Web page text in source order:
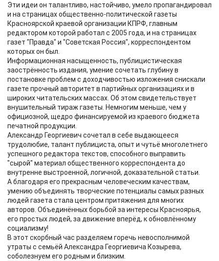
Эти идеи он талантливо, настойчиво, умело пропагандировал
и на страницах общественно-политической газеты
Красноярской краевой организации КПРФ, главным
редактором которой работал с 2005 года, и на страницах
газет "Правда" и "Советская Россия", корреспондентом
которых он был.
Информационная насыщенность, публицистическая
заострённость издания, умение сочетать глубину в
постановке проблем с доходчивостью изложения снискали
газете прочный авторитет в партийных организациях и в
широких читательских массах. Об этом свидетельствует
внушительный тираж газеты. Немногим меньше, чем у
официозной, щедро финансируемой из краевого бюджета
печатной продукции.
Александр Георгиевич сочетал в себе выдающееся
трудолюбие, талант публициста, опыт и чутьё многолетнего
успешного редактора текстов, способного выправить
"сырой" материал общественного корреспондента до
внутренне выстроенной, логичной, доказательной статьи.
А благодаря его прекрасным человеческим качествам,
умению объединять творческие потенциалы самых разных
людей газета стала центром притяжения для многих
авторов. Объединённых борьбой за интересы Красноярья,
его простых людей, за движение вперёд, к обновлённому
социализму!
В этот скорбный час разделяем горечь невосполнимой
утраты с семьёй Александра Георгиевича Козырева,
соболезнуем его родным и близким.